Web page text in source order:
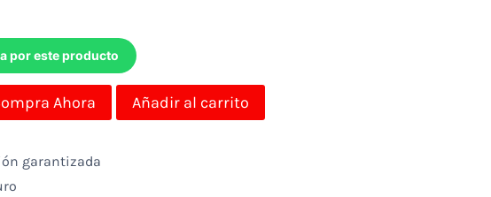
por este producto
Ahora Añadir al carrito
garantizada